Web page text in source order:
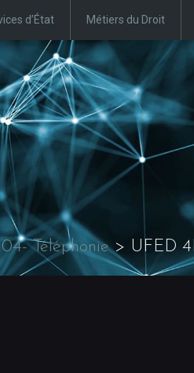
d’État Métiers du Droit
04- Téléphonie> UFED